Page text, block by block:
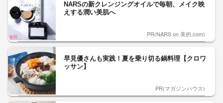
NARSの新クレンジングオイルで毎朝、メイク映
えする潤い美肌へ
PR(NARS on 美的.com)
早見優さんも実践！夏を乗り切る鍋料理【クロワ
ッサン】
PR(マガジンハウス)